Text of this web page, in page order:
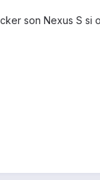
son Nexus S